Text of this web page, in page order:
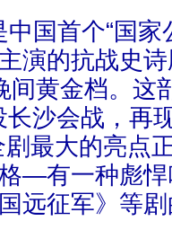
国首个“国
演的抗战史
间黄金档。这
长沙会战，再
最大的亮点
—有一种彪悍
远征军》等